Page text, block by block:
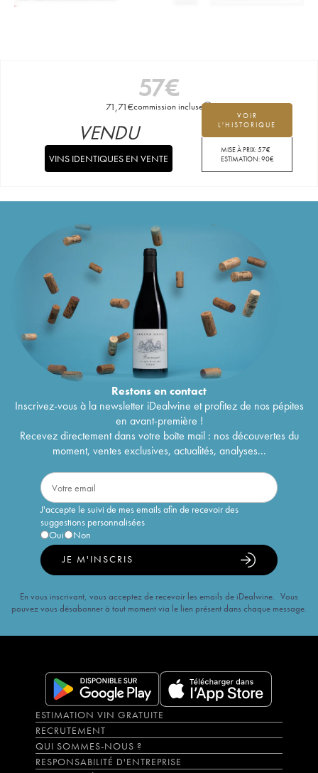
57€
71,71€commission incluse
VOIR
L'HISTORIQUE
MISE À PRIX:57€
ESTIMATION:90€
VENDU
VINS IDENTIQUES EN VENTE
Restons encontact
Inscrivez-vous à la newsletter iDealwine et profitez de nos pépites
en avant-première !
Recevez directement dans votre boîte mail : nos découvertes du
moment, ventes exclusives, actualités, analyses...
J'accepte le suivi de mes emails afin de recevoir des
suggestions personnalisées
Oui
Non
JE M'INSCRIS
En vous inscrivant, vous acceptez de recevoir les emails de iDealwine. Vous
pouvez vous désabonner à tout moment via le lien présent dans chaque message.
ESTIMATION VIN GRATUITE
RECRUTEMENT
QUI SOMMES-NOUS ?
RESPONSABILITÉ D'ENTREPRISE